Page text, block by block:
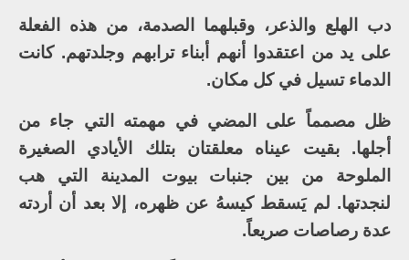
دب الهلع والذعر، وقبلهما الصدمة، من هذه الفعلة
على يد من اعتقدوا أنهم أبناء ترابهم وجلدتهم. كانت
الدماء تسيل في كل مكان.
ظل مصمماً على المضي في مهمته التي جاء من
أجلها. بقيت عيناه معلقتان بتلك الأيادي الصغيرة
الملوحة من بين جنبات بيوت المدينة التي هب
لنجدتها. لم يَسقط كيسهُ عن ظهره، إلا بعد أن أردته
عدة رصاصات صريعاً.